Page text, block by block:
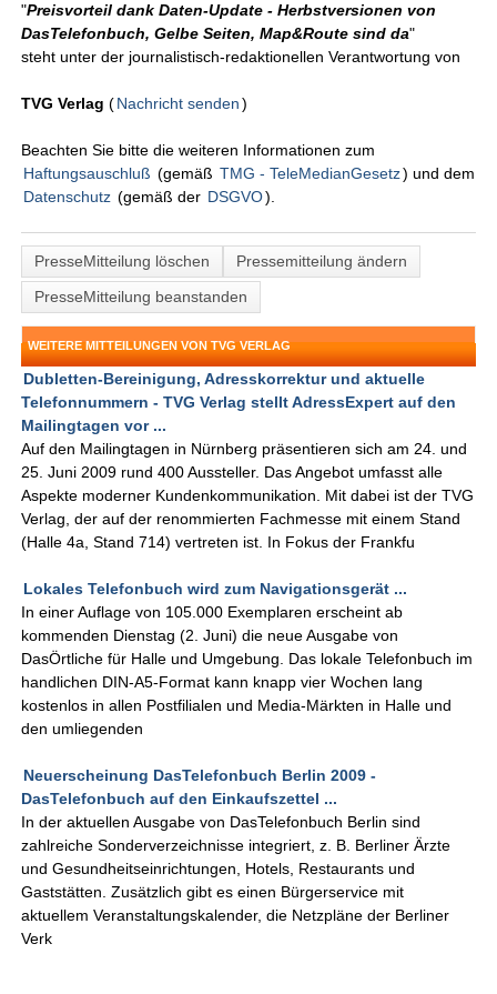
"Preisvorteil dank Daten-Update - Herbstversionen von
DasTelefonbuch, Gelbe Seiten, Map&Route sind da"
steht unter der journalistisch-redaktionellen Verantwortung von
TVG Verlag (Nachricht senden )
Beachten Sie bitte die weiteren Informationen zum
Haftungsauschluß (gemäß TMG - TeleMedianGesetz) und dem
Datenschutz (gemäß der DSGVO).
PresseMitteilung löschen
Pressemitteilung ändern
PresseMitteilung beanstanden
WEITERE MITTEILUNGEN VON TVG VERLAG
Dubletten-Bereinigung, Adresskorrektur und aktuelle
Telefonnummern - TVG Verlag stellt AdressExpert auf den
Mailingtagen vor ...
Auf den Mailingtagen in Nürnberg präsentieren sich am 24. und
25. Juni 2009 rund 400 Aussteller. Das Angebot umfasst alle
Aspekte moderner Kundenkommunikation. Mit dabei ist der TVG
Verlag, der auf der renommierten Fachmesse mit einem Stand
(Halle 4a, Stand 714) vertreten ist. In Fokus der Frankfu
Lokales Telefonbuch wird zum Navigationsgerät ...
In einer Auflage von 105.000 Exemplaren erscheint ab
kommenden Dienstag (2. Juni) die neue Ausgabe von
DasÖrtliche für Halle und Umgebung. Das lokale Telefonbuch im
handlichen DIN-A5-Format kann knapp vier Wochen lang
kostenlos in allen Postfilialen und Media-Märkten in Halle und
den umliegenden
Neuerscheinung DasTelefonbuch Berlin 2009 -
DasTelefonbuch auf den Einkaufszettel ...
In der aktuellen Ausgabe von DasTelefonbuch Berlin sind
zahlreiche Sonderverzeichnisse integriert, z. B. Berliner Ärzte
und Gesundheitseinrichtungen, Hotels, Restaurants und
Gaststätten. Zusätzlich gibt es einen Bürgerservice mit
aktuellem Veranstaltungskalender, die Netzpläne der Berliner
Verk